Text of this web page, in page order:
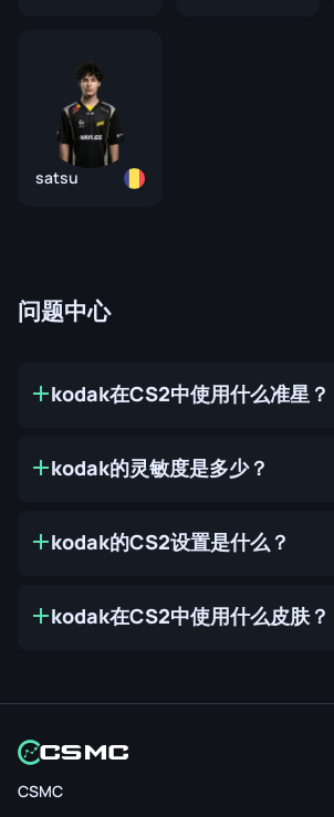
satsu
问题中心
kodak在CS2中使用什么准星？
kodak的灵敏度是多少？
kodak的CS2设置是什么？
kodak在CS2中使用什么皮肤？
CSMC